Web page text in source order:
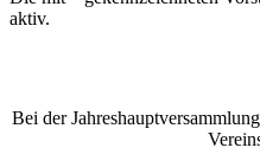
aktiv.
Bei der